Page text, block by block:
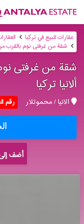
عقارات للبيع في تركيا
شقة من غرفتی نوم بالقرب من
شقة من غرفتی
ألانیا تركیا
الانيا / محموتلار رقم
أضف